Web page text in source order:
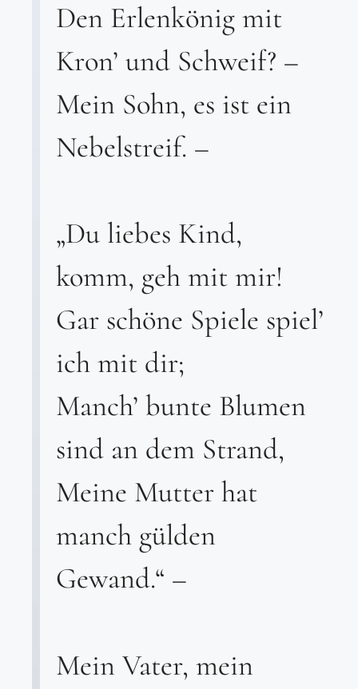
Den Erlenkönig mit
Kron’ und Schweif? –
Mein Sohn, es ist ein
Nebelstreif. –
„Du liebes Kind,
komm, geh mit mir!
Gar schöne Spiele spiel’
ich mit dir;
Manch’ bunte Blumen
sind an dem Strand,
Meine Mutter hat
manch gülden
Gewand.“ –
Mein Vater, mein